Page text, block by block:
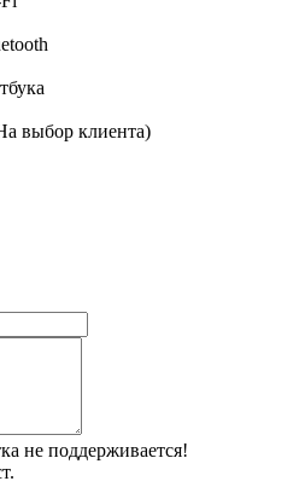
выбор клиента)
не поддерживается!